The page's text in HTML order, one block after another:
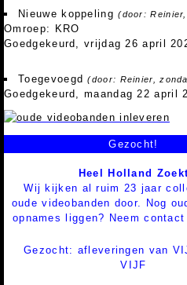
Nieuwe koppeling(door:
Omroep: KRO
Goedgekeurd, vrijdag 26 april
Toegevoegd(door: Reinier,
Goedgekeurd, maandag 22 april
Gezocht!
Heel Holland
Wij kijken al ruim 23 jaar
oude videobanden door. Nog
opnames liggen? Neem
Gezocht: afleveringen van
VIJF